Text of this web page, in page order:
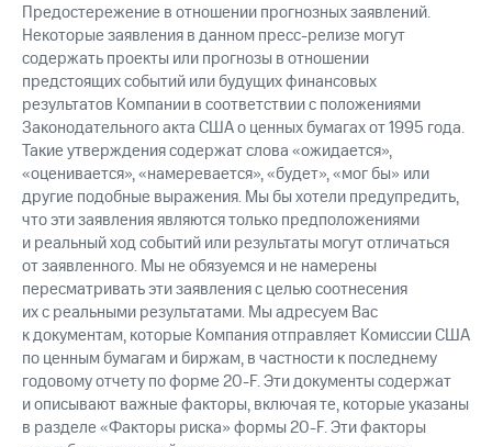
Предостережение в отношении прогнозных заявлений.
Некоторые заявления в данном пресс-релизе могут
содержать проекты или прогнозы в отношении
предстоящих событий или будущих финансовых
результатов Компании в соответствии с положениями
Законодательного акта США о ценных бумагах от 1995 года.
Такие утверждения содержат слова «ожидается»,
«оценивается», «намеревается», «будет», «мог бы» или
другие подобные выражения. Мы бы хотели предупредить,
что эти заявления являются только предположениями
и реальный ход событий или результаты могут отличаться
от заявленного. Мы не обязуемся и не намерены
пересматривать эти заявления с целью соотнесения
их с реальными результатами. Мы адресуем Вас
к документам, которые Компания отправляет Комиссии США
по ценным бумагам и биржам, в частности к последнему
годовому отчету по форме 20-F. Эти документы содержат
и описывают важные факторы, включая те, которые указаны
в разделе «Факторы риска» формы 20-F. Эти факторы